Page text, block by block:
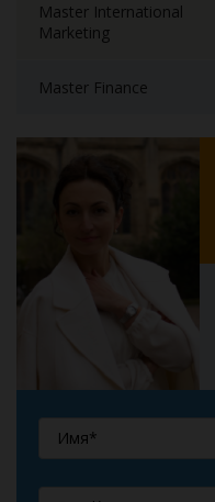
Master International
Marketing
Master Finance